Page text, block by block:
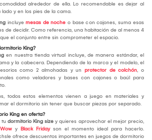
alrededor de ella. Lo recomendable es dejar al
y en los pies de la cama.
incluye mesas de noche o base con cajones, suma esas
de decidir. Como referencia, una habitación de al menos 4
el conjunto entre sin comprometer el espacio.
King?
en nuestra tienda virtual incluye, de manera estándar, el
y la cabecera. Dependiendo de la marca y el modelo, el
como 2 almohadas y un protector de colchón, o
como veladores y bases con cajones o baúl para
todos estos elementos vienen a juego en materiales y
el dormitorio sin tener que buscar piezas por separado.
King en oferta?
tu dormitorio King size y quieres aprovechar el mejor precio,
y Black Fridayson el momento ideal para hacerlo.
ofrece descuentos importantes en juegos de dormitorio